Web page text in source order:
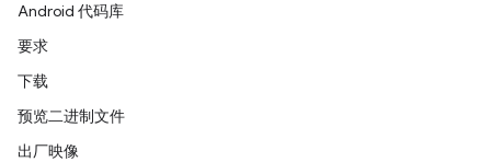
Android 代码库
要求
下载
预览二进制文件
出厂映像